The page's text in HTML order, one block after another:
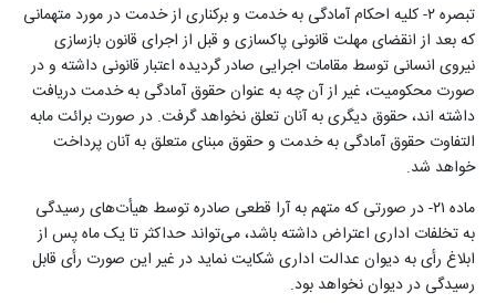
تبصره ۲- کلیه احکام آمادگی به خدمت و برکناری از خدمت در مورد متهمانی
که بعد از انقضای مهلت قانونی پاکسازی و قبل از اجرای قانون بازسازی
نیروی انسانی توسط مقامات اجرایی صادر گردیده اعتبار قانونی داشته و در
صورت محکومیت، غیر از آن چه به عنوان حقوق آمادگی به خدمت دریافت
داشته اند، حقوق دیگری به آنان تعلق نخواهد گرفت. در صورت برائت مابه
التفاوت حقوق آمادگی به خدمت و حقوق مبنای متعلق به آنان پرداخت
خواهد شد.
ماده ۲۱- در صورتی که متهم به آرا قطعی صادره توسط هیأت‌های رسیدگی
به تخلفات اداری اعتراض داشته باشد، می‌تواند حداکثر تا یک ماه پس از
ابلاغ‌ رأی به دیوان عدالت اداری شکایت نماید در غیر این صورت‌ رأی قابل
رسیدگی در دیوان نخواهد بود.